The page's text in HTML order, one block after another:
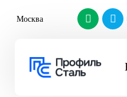
Москва